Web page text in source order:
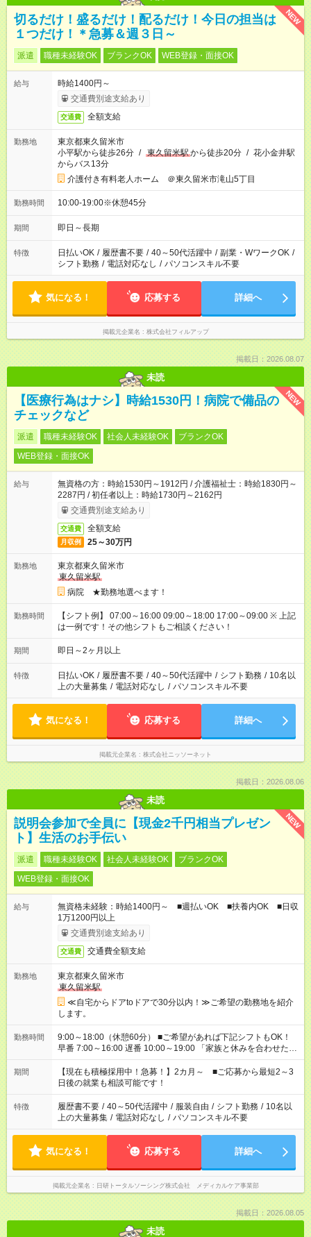
NEW
切るだけ！盛るだけ！配るだけ！今日の担当は
１つだけ！＊急募＆週３日～
派遣 職種未経験OK ブランクOK WEB登録・面接OK
給与
時給1400円～
交通費別途支給あり
交通費 全額支給
勤務地
東京都東久留米市
小平駅から徒歩26分 / 東久留米駅から徒歩20分 / 花小金井駅
からバス13分
介護付き有料老人ホーム ＠東久留米市滝山5丁目
勤務時間 10:00-19:00※休憩45分
期間 即日～長期
特徴 日払いOK / 履歴書不要 / 40～50代活躍中 / 副業・WワークOK /
シフト勤務 / 電話対応なし / パソコンスキル不要
気になる！ 応募する 詳細へ
掲載元企業名 株式会社フィルアップ
掲載日：2026.08.07
未読
NEW
【医療行為はナシ】時給1530円！病院で備品の
チェックなど
派遣 職種未経験OK 社会人未経験OK
ブランクOK
WEB登録・面接OK
給与
無資格の方：時給1530円～1912円 / 介護福祉士：時給1830円～
2287円 / 初任者以上：時給1730円～2162円
交通費別途支給あり
交通費 全額支給
月収例 25～30万円
勤務地
東京都東久留米市
東久留米駅
病院 ★勤務地選べます！
勤務時間
【シフト例】 07:00～16:00 09:00～18:00 17:00～09:00 ※ 上記
は一例です！その他シフトもご相談ください！
期間 即日～2ヶ月以上
特徴 日払いOK / 履歴書不要 / 40～50代活躍中 / シフト勤務 / 10名以
上の大量募集 / 電話対応なし / パソコンスキル不要
気になる！ 応募する 詳細へ
掲載元企業名 株式会社ニッソーネット
掲載日：2026.08.06
未読
NEW
説明会参加で全員に【現金2千円相当プレゼン
ト】生活のお手伝い
派遣 職種未経験OK 社会人未経験OK
ブランクOK
WEB登録・面接OK
給与
無資格未経験：時給1400円～ ■週払いOK ■扶養内OK ■日収
1万1200円以上
交通費別途支給あり
交通費 交通費全額支給
勤務地
東京都東久留米市
東久留米駅
≪自宅からドアtoドアで30分以内！≫ご希望の勤務地を紹介
します。
勤務時間
9:00～18:00（休憩60分） ■ご希望があれば下記シフトもOK！
早番 7:00～16:00 遅番 10:00～19:00 「家族と休みを合わせた
い」 「余裕を持って夕飯の準備がしたい」 「できれば残業はし
たくない」 など、ご希望を教えてくださいね。 ※Wワーク希望
の方へ 今ご覧のお仕事で希望する勤務時間と、もう1つのお仕事
の勤務時間。 合計で週40時間を超える場合は応募できません。
期間
【現在も積極採用中！急募！】2カ月～ ■ご応募から最短2～3
日後の就業も相談可能です！
特徴 履歴書不要 / 40～50代活躍中 / 服装自由 / シフト勤務 / 10名以
上の大量募集 / 電話対応なし / パソコンスキル不要
気になる！ 応募する 詳細へ
掲載元企業名 日研トータルソーシング株式会社 メディカルケア事業部
掲載日：2026.08.05
未読